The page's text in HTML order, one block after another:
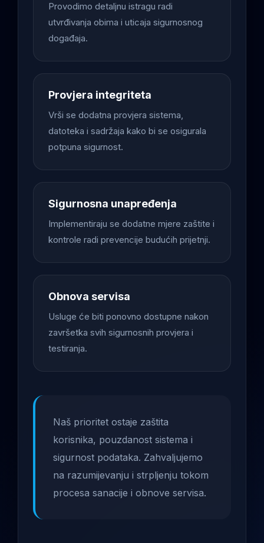
Provodimo detaljnu istragu radi
utvrđivanja obima i uticaja sigurnosnog
događaja.
Provjera integriteta
Vrši se dodatna provjera sistema,
datoteka i sadržaja kako bi se osigurala
potpuna sigurnost.
Sigurnosna unapređenja
Implementiraju se dodatne mjere zaštite i
kontrole radi prevencije budućih prijetnji.
Obnova servisa
Usluge će biti ponovno dostupne nakon
završetka svih sigurnosnih provjera i
testiranja.
Naš prioritet ostaje zaštita
korisnika, pouzdanost sistema i
sigurnost podataka. Zahvaljujemo
na razumijevanju i strpljenju tokom
procesa sanacije i obnove servisa.